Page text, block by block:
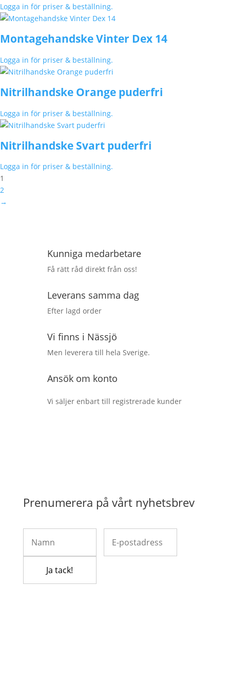
Logga in för priser & beställning.
Montagehandske Vinter Dex 14
Logga in för priser & beställning.
Nitrilhandske Orange puderfri
Logga in för priser & beställning.
Nitrilhandske Svart puderfri
Logga in för priser & beställning.
1
2
→
Kunniga medarbetare
Få rätt råd direkt från oss!
Leverans samma dag
Efter lagd order
Vi finns i Nässjö
Men leverera till hela Sverige.
Ansök om konto
Vi säljer enbart till registrerade kunder
Prenumerera på vårt nyhetsbrev